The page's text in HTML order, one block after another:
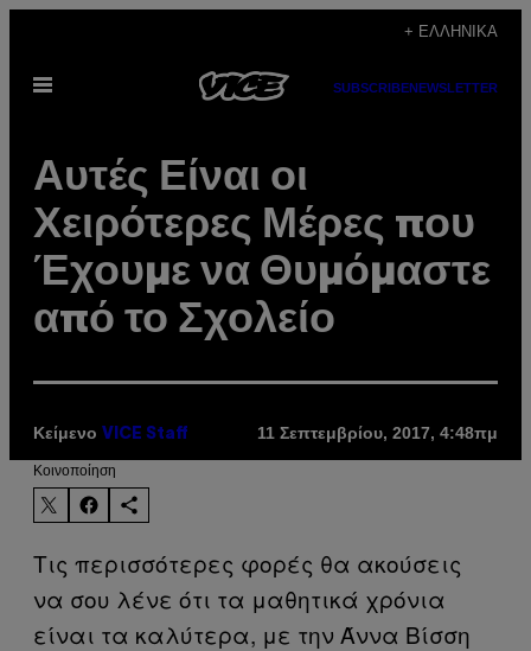
περιεχόμενο
+ ΕΛΛΗΝΙΚΆ
Ανοίξτε
SUBSCRIBENEWSLETTER
Αυτές Είναι οι
Χειρότερες Μέρες που
Έχουμε να Θυμόμαστε
από το Σχολείο
Κείμενο VICE Staff 11 Σεπτεμβρίου, 2017, 4:48πμ
Kοινοποίηση
Τις περισσότερες φορές θα ακούσεις
να σου λένε ότι τα μαθητικά χρόνια
είναι τα καλύτερα, με την Άννα Βίσση